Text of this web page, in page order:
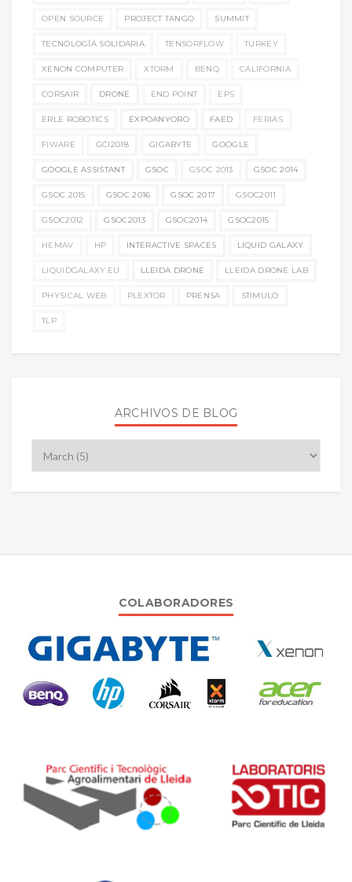
OPEN SOURCE PROJECT TANGO SUMMIT
TECNOLOGÍA SOLIDARIA TENSORFLOW TURKEY
XENON COMPUTER XTORM BENQ CALIFORNIA
CORSAIR DRONE END POINT EPS
ERLE ROBOTICS EXPOANYORO FAED FERIAS
FIWARE GCI2018 GIGABYTE GOOGLE
GOOGLE ASSISTANT GSOC GSOC 2013 GSOC 2014
GSOC 2015 GSOC 2016 GSOC 2017 GSOC2011
GSOC2012 GSOC2013 GSOC2014 GSOC2015
HEMAV HP INTERACTIVE SPACES LIQUID GALAXY
LIQUIDGALAXY.EU LLEIDA DRONE LLEIDA DRONE LAB
PHYSICAL WEB PLEXTOR PRENSA STIMULO
TLP
ARCHIVOS DE BLOG
COLABORADORES